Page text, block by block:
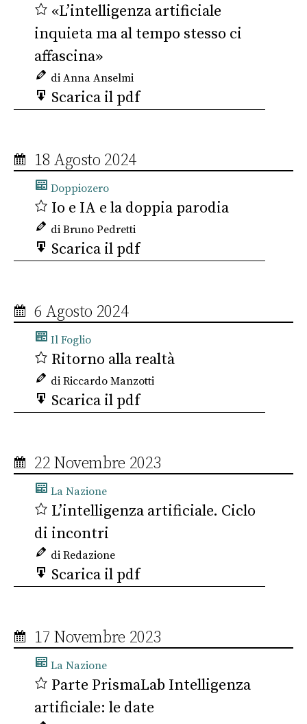
«L’intelligenza artificiale
inquieta ma al tempo stesso ci
affascina»
di Anna Anselmi
Scarica il pdf
18 Agosto 2024
Doppiozero
Io e IA e la doppia parodia
di Bruno Pedretti
Scarica il pdf
6 Agosto 2024
Il Foglio
Ritorno alla realtà
di Riccardo Manzotti
Scarica il pdf
22 Novembre 2023
La Nazione
L’intelligenza artificiale. Ciclo
di incontri
di Redazione
Scarica il pdf
17 Novembre 2023
La Nazione
Parte PrismaLab Intelligenza
artificiale: le date